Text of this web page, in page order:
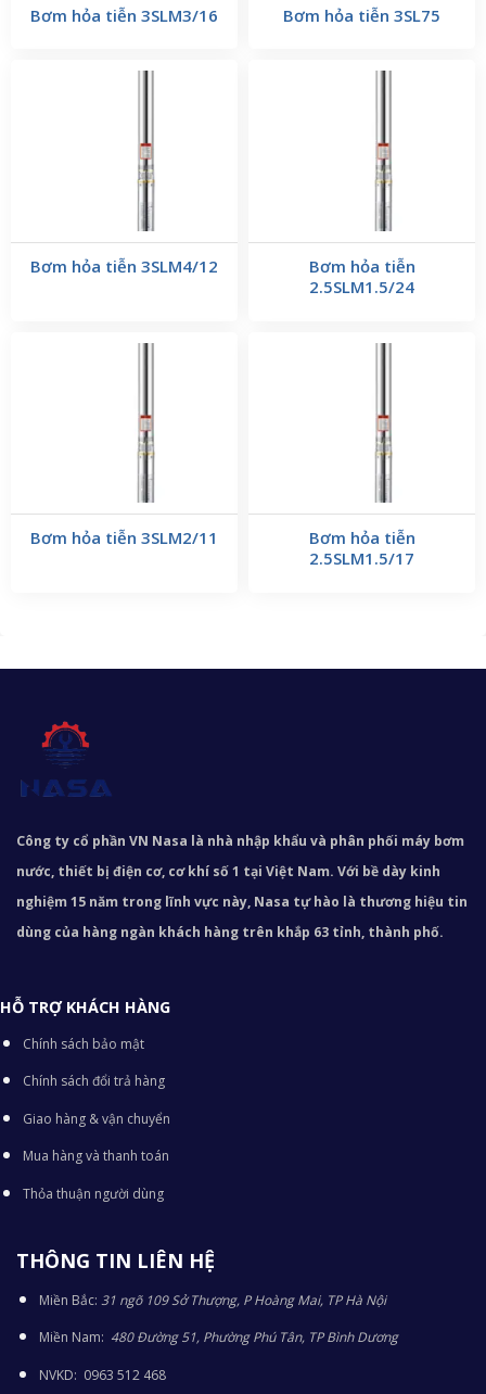
Bơm hỏa tiễn 3SLM3/16 Bơm hỏa tiễn 3SL75
Bơm hỏa tiễn 3SLM4/12
Bơm hỏa tiễn
2.5SLM1.5/24
Bơm hỏa tiễn 3SLM2/11
Bơm hỏa tiễn
2.5SLM1.5/17
Công ty cổ phần VN Nasa là nhà nhập khẩu và phân phối máy bơm
nước, thiết bị điện cơ, cơ khí số 1 tại Việt Nam. Với bề dày kinh
nghiệm 15 năm trong lĩnh vực này, Nasa tự hào là thương hiệu tin
dùng của hàng ngàn khách hàng trên khắp 63 tỉnh, thành phố.
HỖ TRỢ KHÁCH HÀNG
Chính sách bảo mật
Chính sách đổi trả hàng
Giao hàng & vận chuyển
Mua hàng và thanh toán
Thỏa thuận người dùng
THÔNG TIN LIÊN HỆ
Miền Bắc: 31 ngõ 109 Sở Thượng, P Hoàng Mai, TP Hà Nội
Miền Nam: 480 Đường 51, Phường Phú Tân, TP Bình Dương
NVKD: 0963 512 468